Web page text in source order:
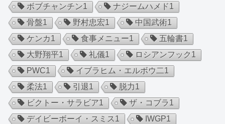
ボブチャンチン1 ナジームハメド1
骨盤1 野村忠宏1 中国武術1
ケンカ1 食事メニュー1 五輪書1
大野翔平1 礼儀1 ロシアンフック1
PWC1 イブラヒム・エルボウ二1
柔法1 引退1 脱力1
ビクトー・サラビア1 ザ・コブラ1
デイビーボーイ・スミス1 IWGP1